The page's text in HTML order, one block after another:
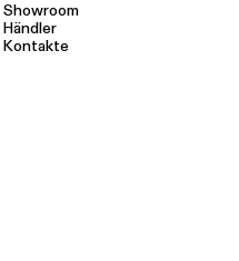
Showroom
Händler
Kontakte